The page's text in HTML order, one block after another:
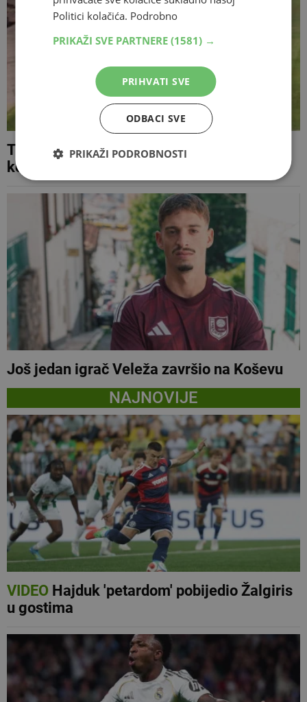
Travnjak Koševa pretrpio oštećenja zbog
koncerata Dine Merlina
Još jedan igrač Veleža završio na Koševu
NAJNOVIJE
VIDEOHajduk 'petardom' pobijedio Žalgiris
u gostima
Politici kolačića. Podrobno
PRIKAŽI SVE PARTNERE (1581) →
PRIHVATI SVE
ODBACI SVE
PRIKAŽI PODROBNOSTI